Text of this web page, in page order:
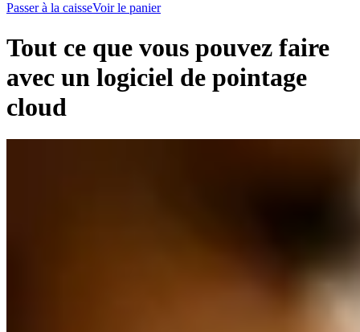
Passer à la caisseVoir le panier
Tout ce que vous pouvez faire
avec un logiciel de pointage
cloud